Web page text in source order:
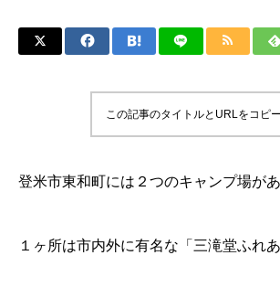
この記事のタイトルとURLをコピ
登米市東和町には２つのキャンプ場が
１ヶ所は市内外に有名な「三滝堂ふれあ